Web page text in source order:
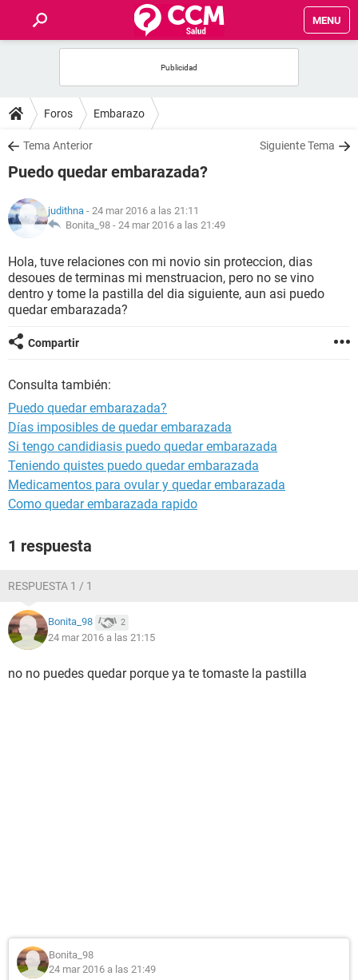
MENU
FOROS
SALUD
NUTRICIÓN
BIENESTAR
SEXUALIDAD
GLOSARIO
Foros Embarazo
Tema Anterior Siguiente Tema
Puedo quedar embarazada?
judithna - 24 mar 2016 a las 21:11
Bonita_98 - 24 mar 2016 a las 21:49
Hola, tuve relaciones con mi novio sin proteccion, dias
desoues de terminas mi menstruacion, pero no se vino
dentro y tome la pastilla del dia siguiente, aun asi puedo
quedar embarazada?
Compartir
Consulta también:
Puedo quedar embarazada?
Días imposibles de quedar embarazada
Si tengo candidiasis puedo quedar embarazada
Teniendo quistes puedo quedar embarazada
Medicamentos para ovular y quedar embarazada
Como quedar embarazada rapido
1 respuesta
RESPUESTA 1 / 1
Bonita_98 2
24 mar 2016 a las 21:15
no no puedes quedar porque ya te tomaste la pastilla
Bonita_98
24 mar 2016 a las 21:49